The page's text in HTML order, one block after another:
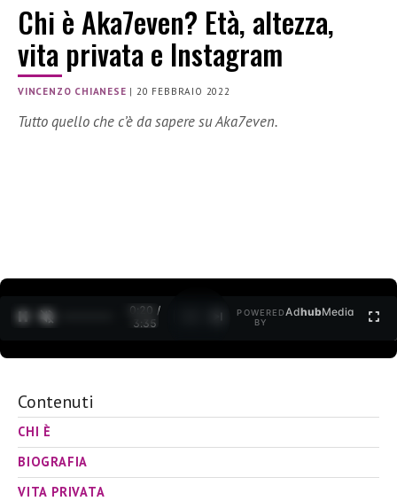
Chi è Aka7even? Età, altezza,
vita privata e Instagram
VINCENZO CHIANESE |20 FEBBRAIO 2022
Tutto quello che c’è da sapere su Aka7even.
0:21 /
3:35
POWERED
BY
AdhubMedia
Contenuti
CHI È
BIOGRAFIA
VITA PRIVATA